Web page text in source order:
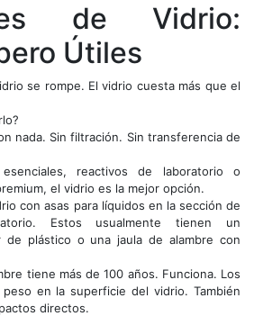
de Vidrio:
Útiles
se rompe. El vidrio cuesta más que el
nada. Sin filtración. Sin transferencia de
reactivos de laboratorio o
el vidrio es la mejor opción.
con asas para líquidos en la sección de
Estos usualmente tienen un
de plástico o una jaula de alambre con
tiene más de 100 años. Funciona. Los
en la superficie del vidrio. También
directos.